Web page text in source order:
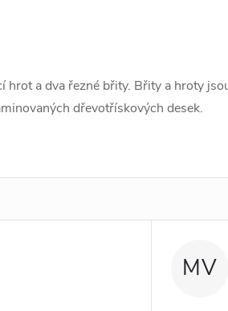
a dva řezné břity. Břity a hroty
dřevotřískových desek.
MV